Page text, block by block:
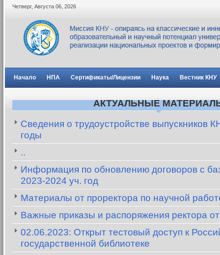
Четверг, Августа 06 2026
Начало НПА Сертификаты/Лицензии Наука Вестник КНУ
АКТУАЛЬНЫЕ
Сведения о трудоустройстве выпускников
годы
..
Информация по обновлению договоров с
2023-2024 уч. год
Материалы от проректора по научной
Важные приказы и распоряжения ректора
02.06.2023: Открыт тестовый доступ к
государственной библиотеке